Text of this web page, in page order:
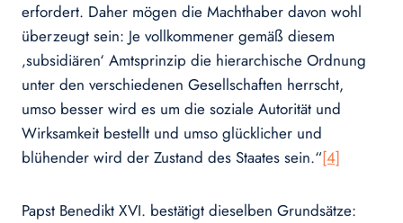
erfordert. Daher mögen die Machthaber davon wohl
überzeugt sein: Je vollkommener gemäß diesem
‚subsidiären‘ Amtsprinzip die hierarchische Ordnung
unter den verschiedenen Gesellschaften herrscht,
umso besser wird es um die soziale Autorität und
Wirksamkeit bestellt und umso glücklicher und
blühender wird der Zustand des Staates sein.“[4]
Papst Benedikt XVI. bestätigt dieselben Grundsätze: